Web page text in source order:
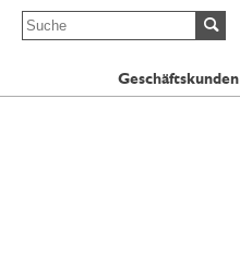
Geschäftskunden